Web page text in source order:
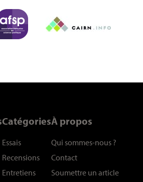
Catégories
Essais
Recensions
Entretiens
À propos
Qui sommes-nous ?
Contact
Soumettre un article